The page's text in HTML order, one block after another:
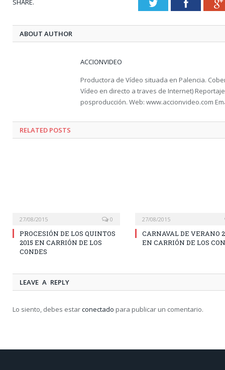
SHARE. Twitter
ABOUT AUTHOR
ACCIONVIDEO
Productora de Vídeo situada en Palencia.
Vídeo en directo a traves de Internet)
posproducción. Web: www.accionvideo.com
RELATED POSTS
27/08/2015 0
PROCESIÓN DE LOS QUINTOS
2015 EN CARRIÓN DE LOS
CONDES
27/08/2015
CARNAVAL DE VERANO
EN CARRIÓN DE LOS
LEAVE A REPLY
Lo siento, debes estarconectado para publicar un comentario.